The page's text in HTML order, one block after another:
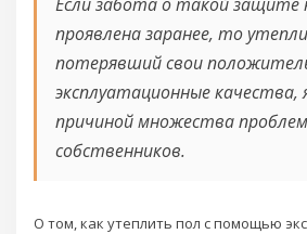
проявлена заранее, то
потерявший свои
эксплуатационные качества,
причиной множества
собственников.
О том, как утеплить пол с помощью